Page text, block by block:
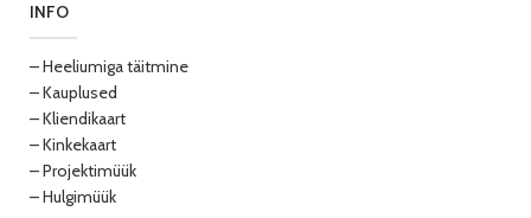
INFO
– Heeliumiga täitmine
– Kauplused
– Kliendikaart
– Kinkekaart
– Projektimüük
– Hulgimüük